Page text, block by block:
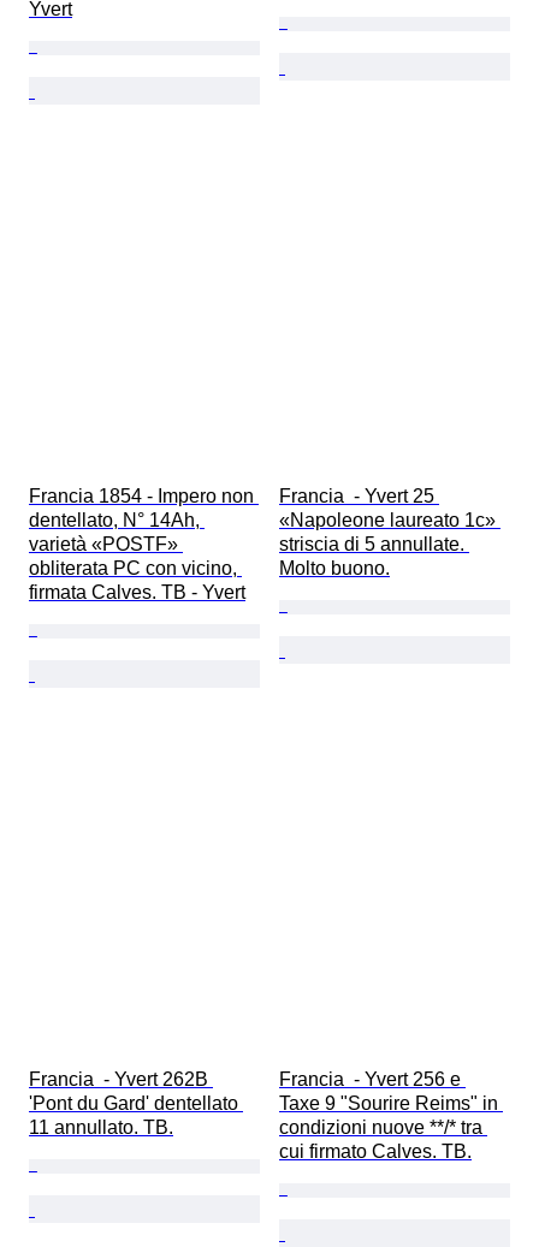
Yvert
Francia 1854 - Impero non
dentellato, N° 14Ah,
varietà «POSTF»
obliterata PC con vicino,
firmata Calves. TB - Yvert
Francia  - Yvert 25
«Napoleone laureato 1c»
striscia di 5 annullate.
Molto buono.
Francia  - Yvert 262B
'Pont du Gard' dentellato
11 annullato. TB.
Francia  - Yvert 256 e
Taxe 9 "Sourire Reims" in
condizioni nuove **/* tra
cui firmato Calves. TB.